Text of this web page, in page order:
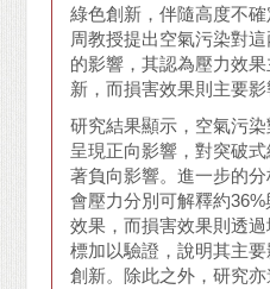
綠色創新，伴隨高度不確
周教授提出空氣污染對
的影響，其認為壓力效
新，而損害效果則主要影
研究結果顯示，空氣污
呈現正向影響，對突破
著負向影響。進一步的
會壓力分別可解釋約
效果，而損害效果則透
標加以驗證，說明其主
創新。除此之外，研究